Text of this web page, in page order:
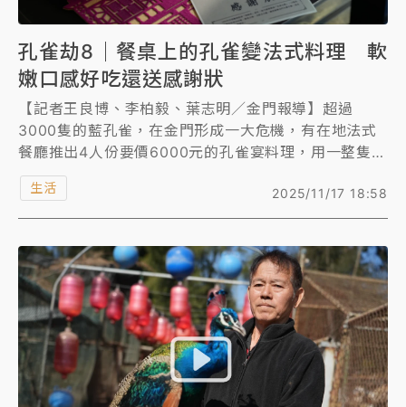
孔雀劫8｜餐桌上的孔雀變法式料理 軟
嫩口感好吃還送感謝狀
【記者王良博、李柏毅、葉志明／金門報導】超過
3000隻的藍孔雀，在金門形成一大危機，有在地法式
餐廳推出4人份要價6000元的孔雀宴料理，用一整隻孔
雀肉做出多樣的菜色，包含孔雀肉糜、孔雀胸沙拉等，
食用完畢還可獲得感謝狀與孔雀羽毛留念，美食體驗相
當特別。
2025/11/17 18:58
生活